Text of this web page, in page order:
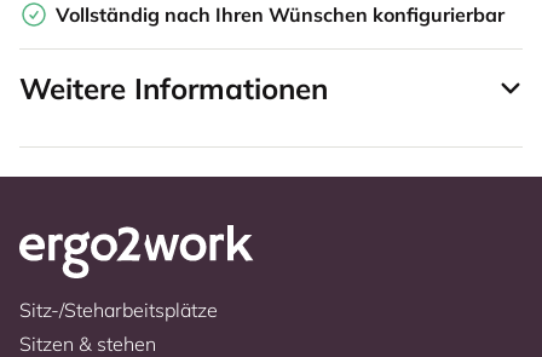
Vollständig nach Ihren Wünschen konfigurierbar
Weitere Informationen
Sitz-/Steharbeitsplätze
Sitzen & stehen